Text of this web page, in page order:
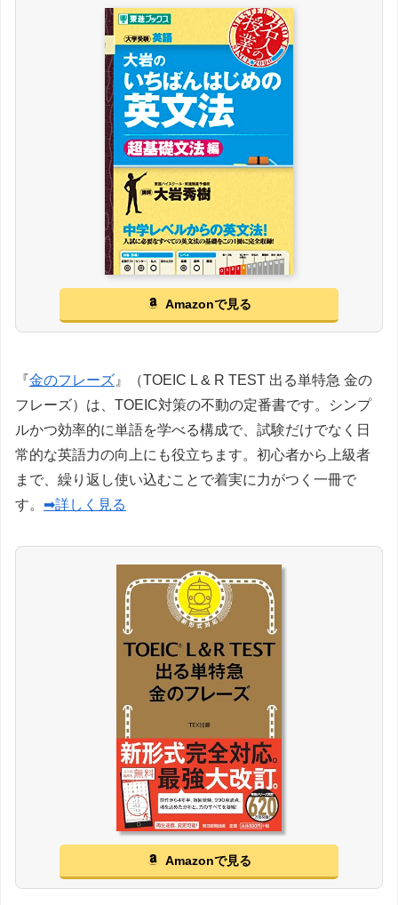
Amazonで見る
『金のフレーズ 』（TOEIC L & R TEST 出る単特急 金の
フレーズ）は、TOEIC対策の不動の定番書です。シンプ
ルかつ効率的に単語を学べる構成で、試験だけでなく日
常的な英語力の向上にも役立ちます。初心者から上級者
まで、繰り返し使い込むことで着実に力がつく一冊で
す。 ➡詳しく見る
Amazonで見る